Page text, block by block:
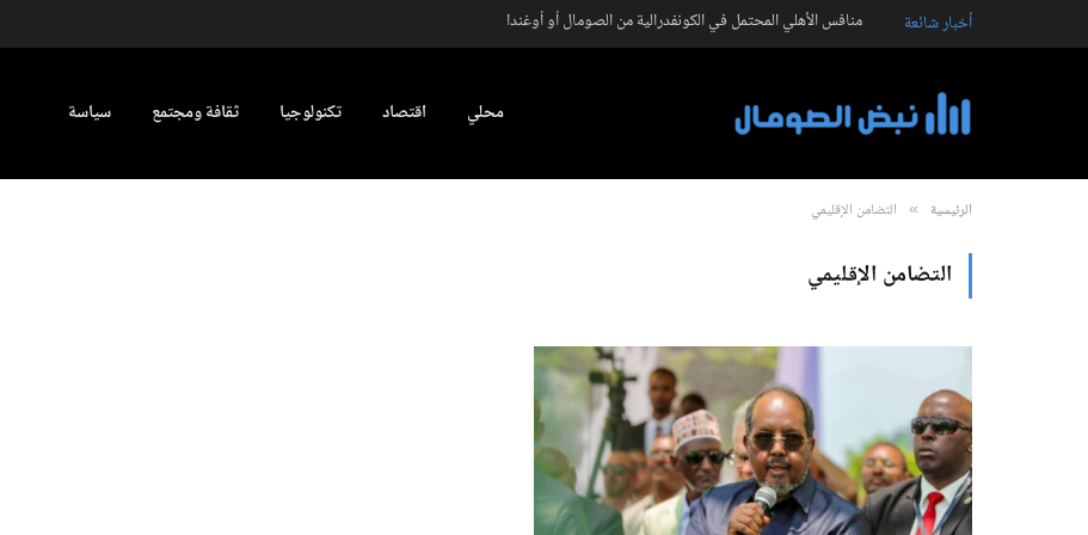
أخبار شائعة منافس الأهلي المحتمل في الكونفدرالية من الصومال أو أوغندا
محلي اقتصاد تكنولوجيا ثقافة ومجتمع سياسة
الرئيسية » التضامن الإقليمي
التضامن الإقليمي